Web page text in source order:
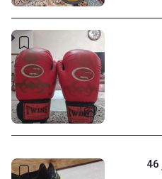
۱